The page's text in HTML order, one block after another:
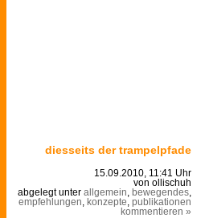
diesseits der trampelpfade
15.09.2010, 11:41 Uhr
von ollischuh
abgelegt unter allgemein, bewegendes,
empfehlungen, konzepte, publikationen
kommentieren »